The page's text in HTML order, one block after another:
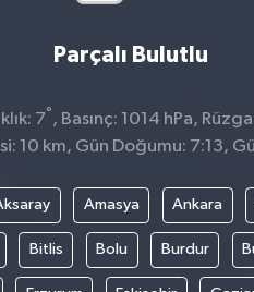
Parçalı Bulutlu
7° , Basınç: 1014 hPa,
10 km, Gün Doğumu: 7:13,
Amasya Ankara
Bitlis Bolu Burdur